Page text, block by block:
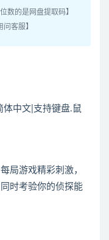
数的是网盘提取码】
客服】
中文|支持键盘.鼠
局游戏精彩刺激，
时考验你的侦探能